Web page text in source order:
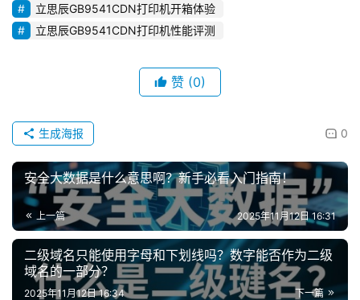
立思辰GB9541CDN打印机开箱体验
立思辰GB9541CDN打印机性能评测
赞 (0)
0
生成海报
安全大数据是什么意思啊？新手必看入门指南！
上一篇 2025年11月12日 16:31
二级域名只能使用字母和下划线吗？数字能否作为二级
域名的一部分？
下一篇
2025年11月12日 16:34